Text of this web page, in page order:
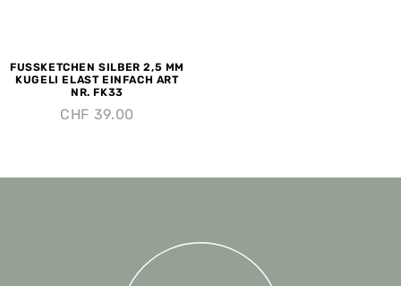
FUSSKETCHEN SILBER 2,5 MM
KUGELI ELAST EINFACH ART
NR. FK33
CHF 39.00